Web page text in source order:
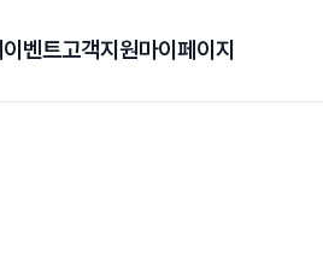
이벤트고객지원마이페이지